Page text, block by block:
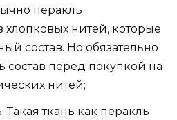
перакль
хлопковых нитей, которые
состав. Но обязательно
состав перед покупкой на
нитей;
Такая ткань как перакль